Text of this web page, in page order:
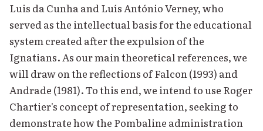
Luis da Cunha and Luís António Verney, who
served as the intellectual basis for the educational
system created after the expulsion of the
Ignatians. As our main theoretical references, we
will draw on the reflections of Falcon (1993) and
Andrade (1981). To this end, we intend to use Roger
Chartier's concept of representation, seeking to
demonstrate how the Pombaline administration